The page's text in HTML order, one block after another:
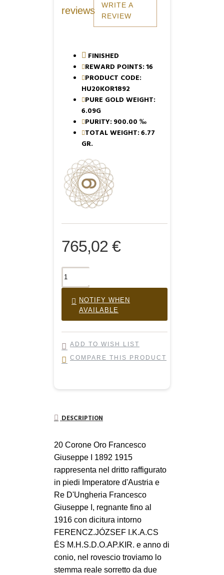
reviews
WRITE A
REVIEW
765,02 €
FINISHED
REWARD POINTS: 16
PRODUCT CODE:
HU20KOR1892
PURE GOLD WEIGHT:
6.09G
PURITY: 900.00 ‰
TOTAL WEIGHT: 6.77
GR.
NOTIFY WHEN
AVAILABLE
ADD TO WISH LIST
COMPARE THIS PRODUCT
DESCRIPTION
20 Corone Oro Francesco
Giuseppe I 1892 1915
rappresenta nel dritto raffigurato
in piedi Imperatore d'Austria e
Re D'Ungheria Francesco
Giuseppe I, regnante fino al
1916 con dicitura intorno
FERENCZ.JÓZSEF I.K.A.CS
ÉS M.H.S.D.O.AP.KIR. e anno di
conio, nel rovescio troviamo lo
stemma reale sorretto da due